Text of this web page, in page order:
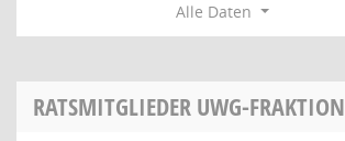
Alle Daten
RATSMITGLIEDER UWG-FRAKTION